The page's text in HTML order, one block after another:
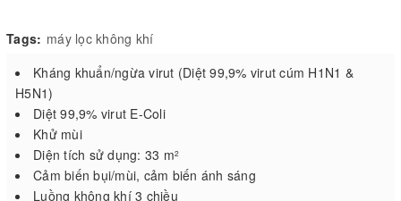
Tags: máy lọc không khí
Kháng khuẩn/ngừa virut (Diệt 99,9% virut cúm H1N1 &
H5N1)
Diệt 99,9% virut E-Coli
Khử mùi
Diện tích sử dụng: 33 m2
Cảm biến bụi/mùi, cảm biến ánh sáng
Luồng không khí 3 chiều